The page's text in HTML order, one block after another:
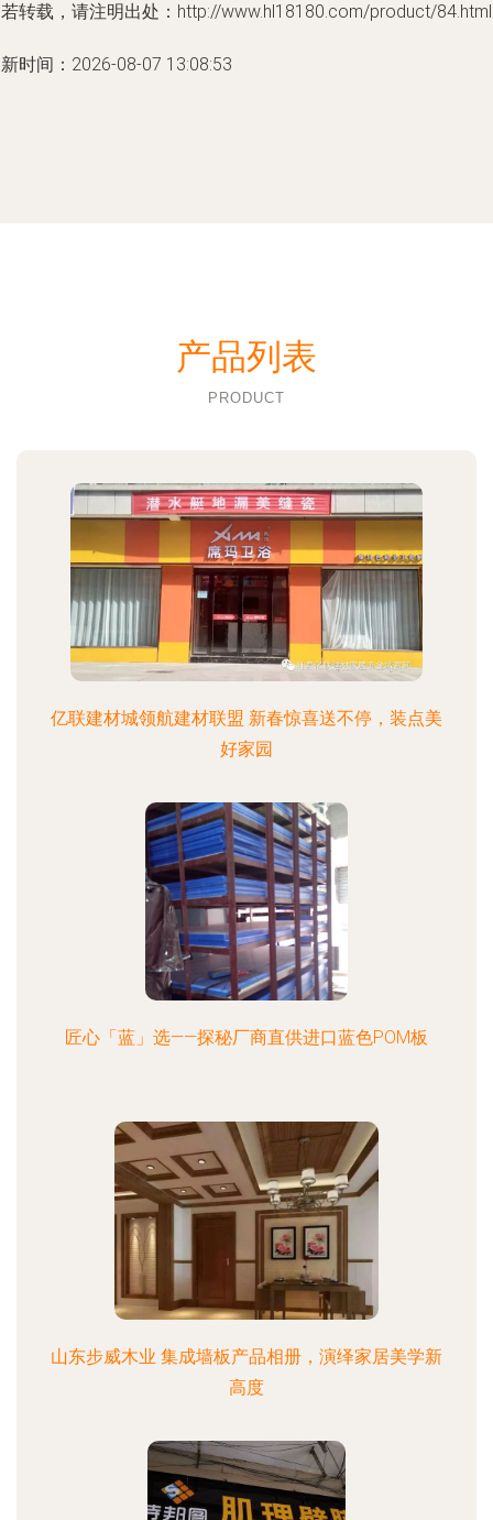
转载，请注明出处：http://www.hl18180.com/product/84.html
时间：2026-08-07 13:08:53
产品列表
PRODUCT
亿联建材城领航建材联盟 新春惊喜送不停，装点美
好家园
匠心「蓝」选——探秘厂商直供进口蓝色POM板
山东步威木业 集成墙板产品相册，演绎家居美学新
高度